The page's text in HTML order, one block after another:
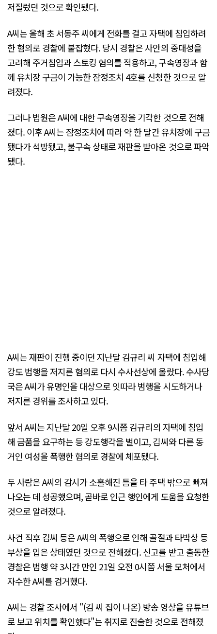
저질렀던 것으로 확인됐다.
A씨는 올해 초 서동주 씨에게 전화를 걸고 자택에 침입하려
한 혐의로 경찰에 붙잡혔다. 당시 경찰은 사안의 중대성을
고려해 주거침입과 스토킹 혐의를 적용하고, 구속영장과 함
께 유치장 구금이 가능한 잠정조치 4호를 신청한 것으로 알
려졌다.
그러나 법원은 A씨에 대한 구속영장을 기각한 것으로 전해
졌다. 이후 A씨는 잠정조치에 따라 약 한 달간 유치장에 구금
됐다가 석방됐고, 불구속 상태로 재판을 받아온 것으로 파악
됐다.
A씨는 재판이 진행 중이던 지난달 김규리 씨 자택에 침입해
강도 범행을 저지른 혐의로 다시 수사선상에 올랐다. 수사당
국은 A씨가 유명인을 대상으로 잇따라 범행을 시도하거나
저지른 경위를 조사하고 있다.
앞서 A씨는 지난달 20일 오후 9시쯤 김규리의 자택에 침입
해 금품을 요구하는 등 강도행각을 벌이고, 김씨와 다른 동
거인 여성을 폭행한 혐의로 경찰에 체포됐다.
두 사람은 A씨의 감시가 소홀해진 틈을 타 주택 밖으로 빠져
나오는 데 성공했으며, 곧바로 인근 행인에게 도움을 요청한
것으로 알려졌다.
사건 직후 김씨 등은 A씨의 폭행으로 인해 골절과 타박상 등
부상을 입은 상태였던 것으로 전해졌다. 신고를 받고 출동한
경찰은 범행 약 3시간 만인 21일 오전 0시쯤 서울 모처에서
자수한 A씨를 검거했다.
A씨는 경찰 조사에서 "(김 씨 집이 나온) 방송 영상을 유튜브
로 보고 위치를 확인했다"는 취지로 진술한 것으로 전해졌